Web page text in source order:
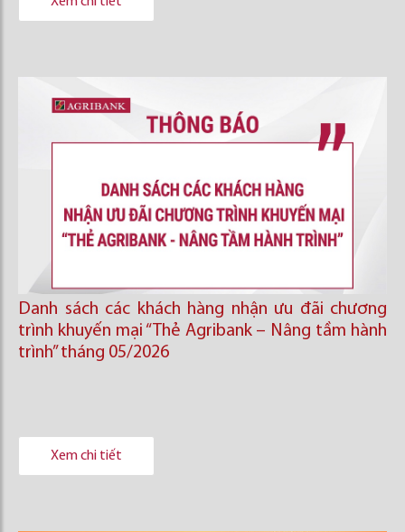
Danh sách các khách hàng nhận ưu đãi chương
trình khuyến mại “Thẻ Agribank – Nâng tầm hành
trình” tháng 05/2026
Xem chi tiết